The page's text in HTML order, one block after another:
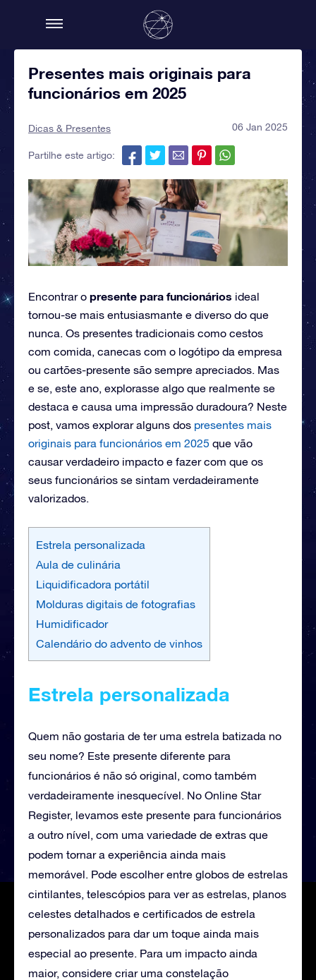
Presentes mais originais para
funcionários em 2025
Dicas & Presentes 06 Jan 2025
Partilhe este artigo:
Encontrar o presente para funcionários ideal
tornou-se mais entusiasmante e diverso do que
nunca. Os presentes tradicionais como cestos
com comida, canecas com o logótipo da empresa
ou cartões-presente são sempre apreciados. Mas
e se, este ano, explorasse algo que realmente se
destaca e causa uma impressão duradoura? Neste
post, vamos explorar alguns dos presentes mais
originais para funcionários em 2025 que vão
causar verdadeiro impacto e fazer com que os
seus funcionários se sintam verdadeiramente
valorizados.
Estrela personalizada
Aula de culinária
Liquidificadora portátil
Molduras digitais de fotografias
Humidificador
Calendário do advento de vinhos
Estrela personalizada
Quem não gostaria de ter uma estrela batizada no
seu nome? Este presente diferente para
funcionários é não só original, como também
verdadeiramente inesquecível. No Online Star
Register, levamos este presente para funcionários
a outro nível, com uma variedade de extras que
podem tornar a experiência ainda mais
memorável. Pode escolher entre globos de estrelas
cintilantes, telescópios para ver as estrelas, planos
celestes detalhados e certificados de estrela
personalizados para dar um toque ainda mais
especial ao presente. Para um impacto ainda
maior, considere criar uma constelação